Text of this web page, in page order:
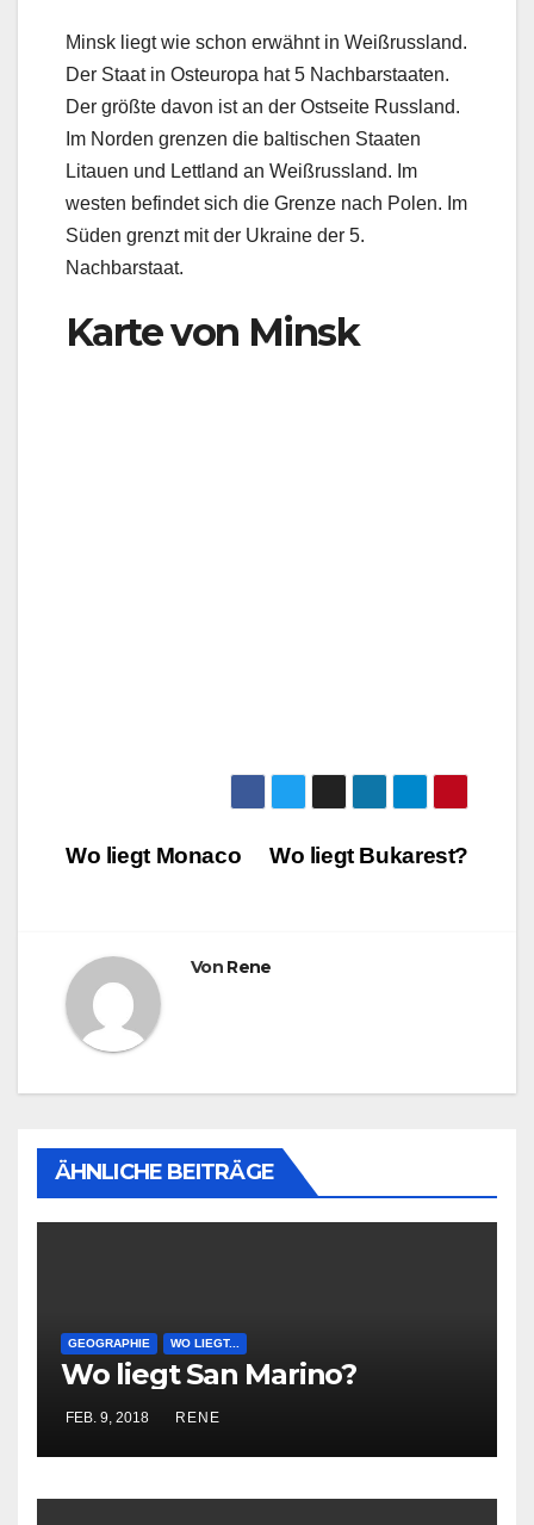
Minsk liegt wie schon erwähnt in Weißrussland.
Der Staat in Osteuropa hat 5 Nachbarstaaten.
Der größte davon ist an der Ostseite Russland.
Im Norden grenzen die baltischen Staaten
Litauen und Lettland an Weißrussland. Im
westen befindet sich die Grenze nach Polen. Im
Süden grenzt mit der Ukraine der 5.
Nachbarstaat.
Karte von Minsk
Beitragsnavigation
Wo liegt Bukarest?
Wo liegt Monaco
Von Rene
ÄHNLICHE BEITRÄGE
GEOGRAPHIE WO LIEGT...
Wo liegt San Marino?
FEB. 9, 2018 RENE